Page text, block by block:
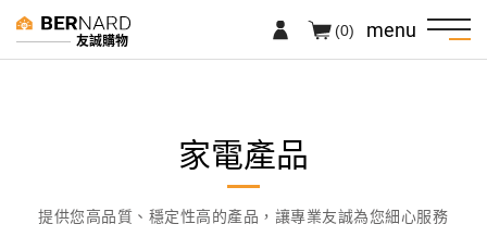
友誠購物 menu
(0)
家電產品
提供您高品質、穩定性高的產品，讓專業友誠為您細心服務